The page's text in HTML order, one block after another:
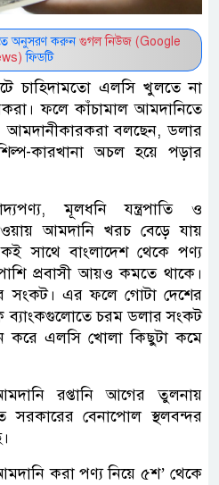
অনুসরণ করুন গুগল নিউজ (Google
ফিডটি
চাহিদামতো এলসি খুলতে না
ফলে কাঁচামাল আমদানিতে
আমদানীকারকরা বলছেন, ডলার
কারখানা অচল হয়ে পড়ার
মূলধনি যন্ত্রপাতি ও
আমদানি খরচ বেড়ে যায়
সাথে বাংলাদেশ থেকে পণ্য
প্রবাসী আয়ও কমতে থাকে।
সংকট। এর ফলে গোটা দেশের
ব্যাংকগুলোতে চরম ডলার সংকট
করে এলসি খোলা কিছুটা কমে
রপ্তানি আগের তুলনায়
বেনাপোল স্থলবন্দর
করা পণ্য নিয়ে ৫শ’ থেকে